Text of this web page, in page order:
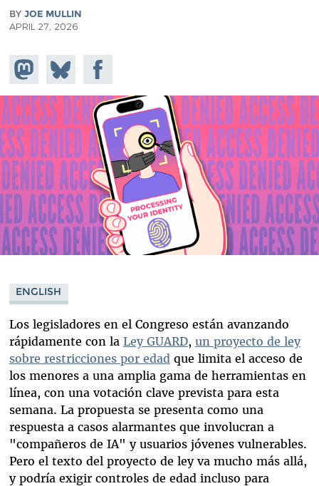
BY JOE MULLIN
APRIL 27, 2026
Share on
Mastodon
Share
on
Bluesky
Share on
Facebook
ENGLISH
Los legisladores en el Congreso están avanzando
rápidamente con la Ley GUARD, un proyecto de ley
sobre restricciones por edad que limita el acceso de
los menores a una amplia gama de herramientas en
línea, con una votación clave prevista para esta
semana. La propuesta se presenta como una
respuesta a casos alarmantes que involucran a
"compañeros de IA" y usuarios jóvenes vulnerables.
Pero el texto del proyecto de ley va mucho más allá,
y podría exigir controles de edad incluso para